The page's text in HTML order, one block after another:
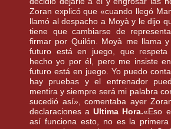
Zoran explicó que «cuando llegó
llamó al despacho a Moyày le dijo
tiene que cambiarse de
firmar por Quilón. Moyà me llama
futuro está en juego, que
hecho yo por él, pero me insiste
futuro está en juego. Yo puedo
hay pruebas y el entrenador
mentira y siempre será mi palabra
sucedió así», comentaba ayer
declaraciones aUltima Hora.«Eso
así funciona esto, no es la